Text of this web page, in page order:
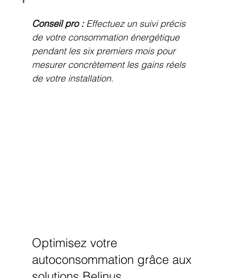
Conseil pro : Effectuez un suivi précis
de votre consommation énergétique
pendant les six premiers mois pour
mesurer concrètement les gains réels
de votre installation.
Optimisez votre
autoconsommation grâce aux